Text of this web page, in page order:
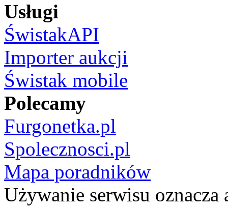
Usługi
ŚwistakAPI
Importer aukcji
Świstak mobile
Polecamy
Furgonetka.pl
Spolecznosci.pl
Mapa poradników
Używanie serwisu oznacza